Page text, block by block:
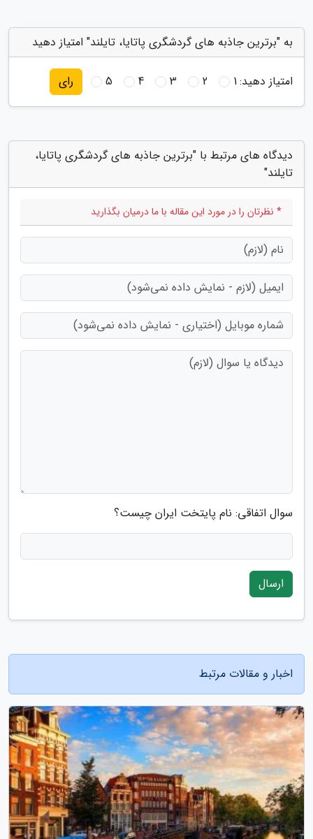
به "برترین جاذبه های گردشگری پاتایا، تایلند" امتیاز دهید
امتیاز دهید:1
2
3
4
5 رای
دیدگاه های مرتبط با "برترین جاذبه های گردشگری پاتایا،
تایلند"
* نظرتان را در مورد این مقاله با ما درمیان بگذارید
سوال اتفاقی: نام پایتخت ایران چیست؟
ارسال
اخبار و مقالات مرتبط